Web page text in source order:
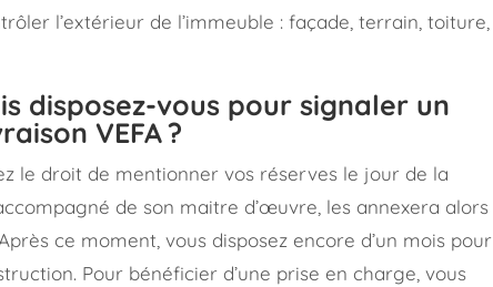
l’extérieur de l’immeuble : façade, terrain, toiture,
disposez-vous pour signaler un
VEFA ?
le droit de mentionner vos réserves le jour de la
de son maitre d’œuvre, les annexera alors
ce moment, vous disposez encore d’un mois pour
Pour bénéficier d’une prise en charge, vous